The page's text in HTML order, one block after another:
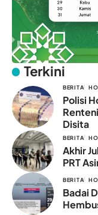
Terkini
BERITA
Polisi
Disita
BERITA
Akhir
PRT
BERITA
Badai